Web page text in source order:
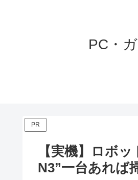
PC・
PR
【実機】ロボ
N3”一台あれば